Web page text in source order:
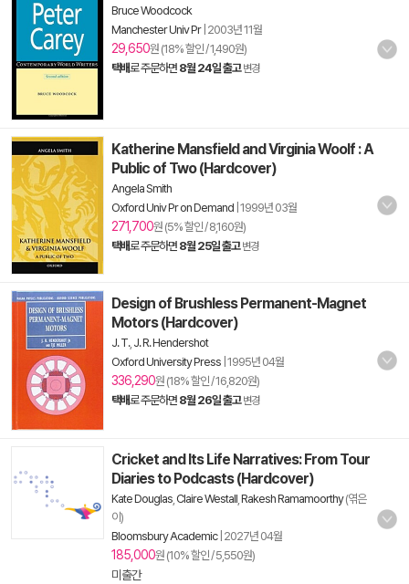
Bruce Woodcock
Manchester Univ Pr 2003년 11월
29,650원 (18% 할인 / 1,490원)
택배로 주문하면 8월 24일 출고 변경
Katherine Mansfield and Virginia Woolf : A
Public of Two (Hardcover)
Angela Smith
Oxford Univ Pr on Demand 1999년 03월
271,700원 (5% 할인 / 8,160원)
택배로 주문하면 8월 25일 출고 변경
Design of Brushless Permanent-Magnet
Motors (Hardcover)
J. T., J. R. Hendershot
Oxford University Press 1995년 04월
336,290원 (18% 할인 / 16,820원)
택배로 주문하면 8월 26일 출고 변경
Cricket and Its Life Narratives: From Tour
Diaries to Podcasts (Hardcover)
Kate Douglas Claire Westall Rakesh Ramamoorthy(엮은
이)
Bloomsbury Academic| 2027년 04월
185,000원 (10% 할인 / 5,550원)
미출간